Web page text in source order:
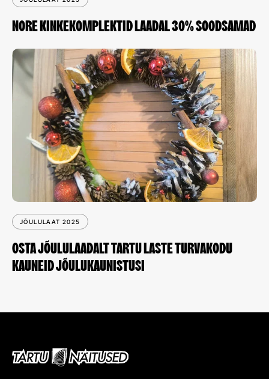
NORE KINKEKOMPLEKTID LAADAL 30% SOODSAMAD
JÕULULAAT 2025
OSTA JÕULULAADALT TARTU LASTE TURVAKODU
KAUNEID JÕULUKAUNISTUSI